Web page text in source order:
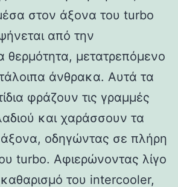
στον άξονα του turbo
από την
μετατρεπόμενο
άνθρακα. Αυτά τα
φράζουν τις γραμμές
και χαράσσουν τα
οδηγώντας σε πλήρη
turbo. Αφιερώνοντας λίγο
του intercooler,